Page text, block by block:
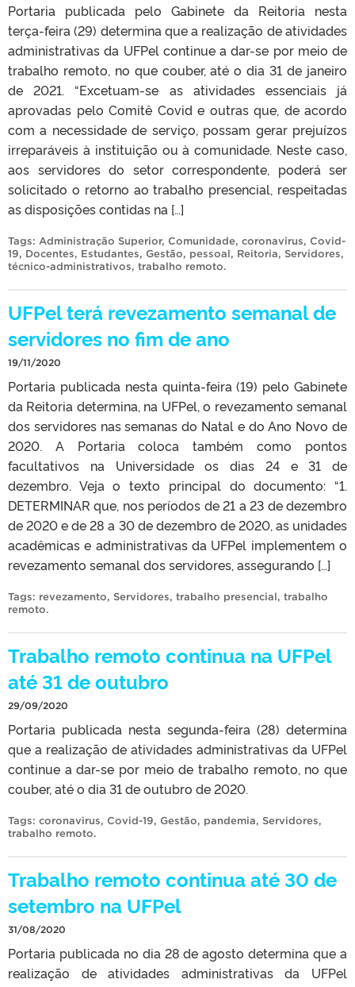
Portaria publicada pelo Gabinete da Reitoria nesta
terça-feira (29) determina que a realização de atividades
administrativas da UFPel continue a dar-se por meio de
trabalho remoto, no que couber, até o dia 31 de janeiro
de 2021. “Excetuam-se as atividades essenciais já
aprovadas pelo Comitê Covid e outras que, de acordo
com a necessidade de serviço, possam gerar prejuízos
irreparáveis à instituição ou à comunidade. Neste caso,
aos servidores do setor correspondente, poderá ser
solicitado o retorno ao trabalho presencial, respeitadas
as disposições contidas na […]
Tags: Administração Superior, Comunidade, coronavirus, Covid-
19, Docentes, Estudantes, Gestão, pessoal, Reitoria, Servidores,
técnico-administrativos, trabalho remoto.
UFPel terá revezamento semanal de
servidores no fim de ano
19/11/2020
Portaria publicada nesta quinta-feira (19) pelo Gabinete
da Reitoria determina, na UFPel, o revezamento semanal
dos servidores nas semanas do Natal e do Ano Novo de
2020. A Portaria coloca também como pontos
facultativos na Universidade os dias 24 e 31 de
dezembro. Veja o texto principal do documento: “1.
DETERMINAR que, nos períodos de 21 a 23 de dezembro
de 2020 e de 28 a 30 de dezembro de 2020, as unidades
acadêmicas e administrativas da UFPel implementem o
revezamento semanal dos servidores, assegurando […]
Tags: revezamento, Servidores, trabalho presencial, trabalho
remoto.
Trabalho remoto continua na UFPel
até 31 de outubro
29/09/2020
Portaria publicada nesta segunda-feira (28) determina
que a realização de atividades administrativas da UFPel
continue a dar-se por meio de trabalho remoto, no que
couber, até o dia 31 de outubro de 2020.
Tags: coronavirus, Covid-19, Gestão, pandemia, Servidores,
trabalho remoto.
Trabalho remoto continua até 30 de
setembro na UFPel
31/08/2020
Portaria publicada no dia 28 de agosto determina que a
realização de atividades administrativas da UFPel